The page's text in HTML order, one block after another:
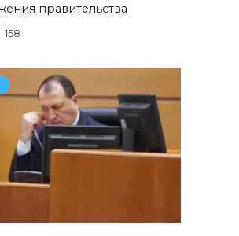
правительства
158